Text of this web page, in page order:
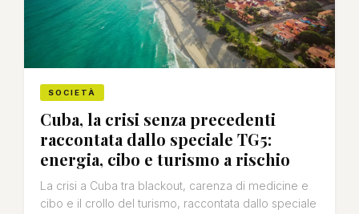
SOCIETÀ
Cuba, la crisi senza precedenti
raccontata dallo speciale TG5:
energia, cibo e turismo a rischio
La crisi a Cuba tra blackout, carenza di medicine e
cibo e il crollo del turismo, raccontata dallo speciale